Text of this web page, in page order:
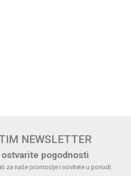
NEWSLETTER
pogodnosti
za naše promocije i novitete u ponudi.